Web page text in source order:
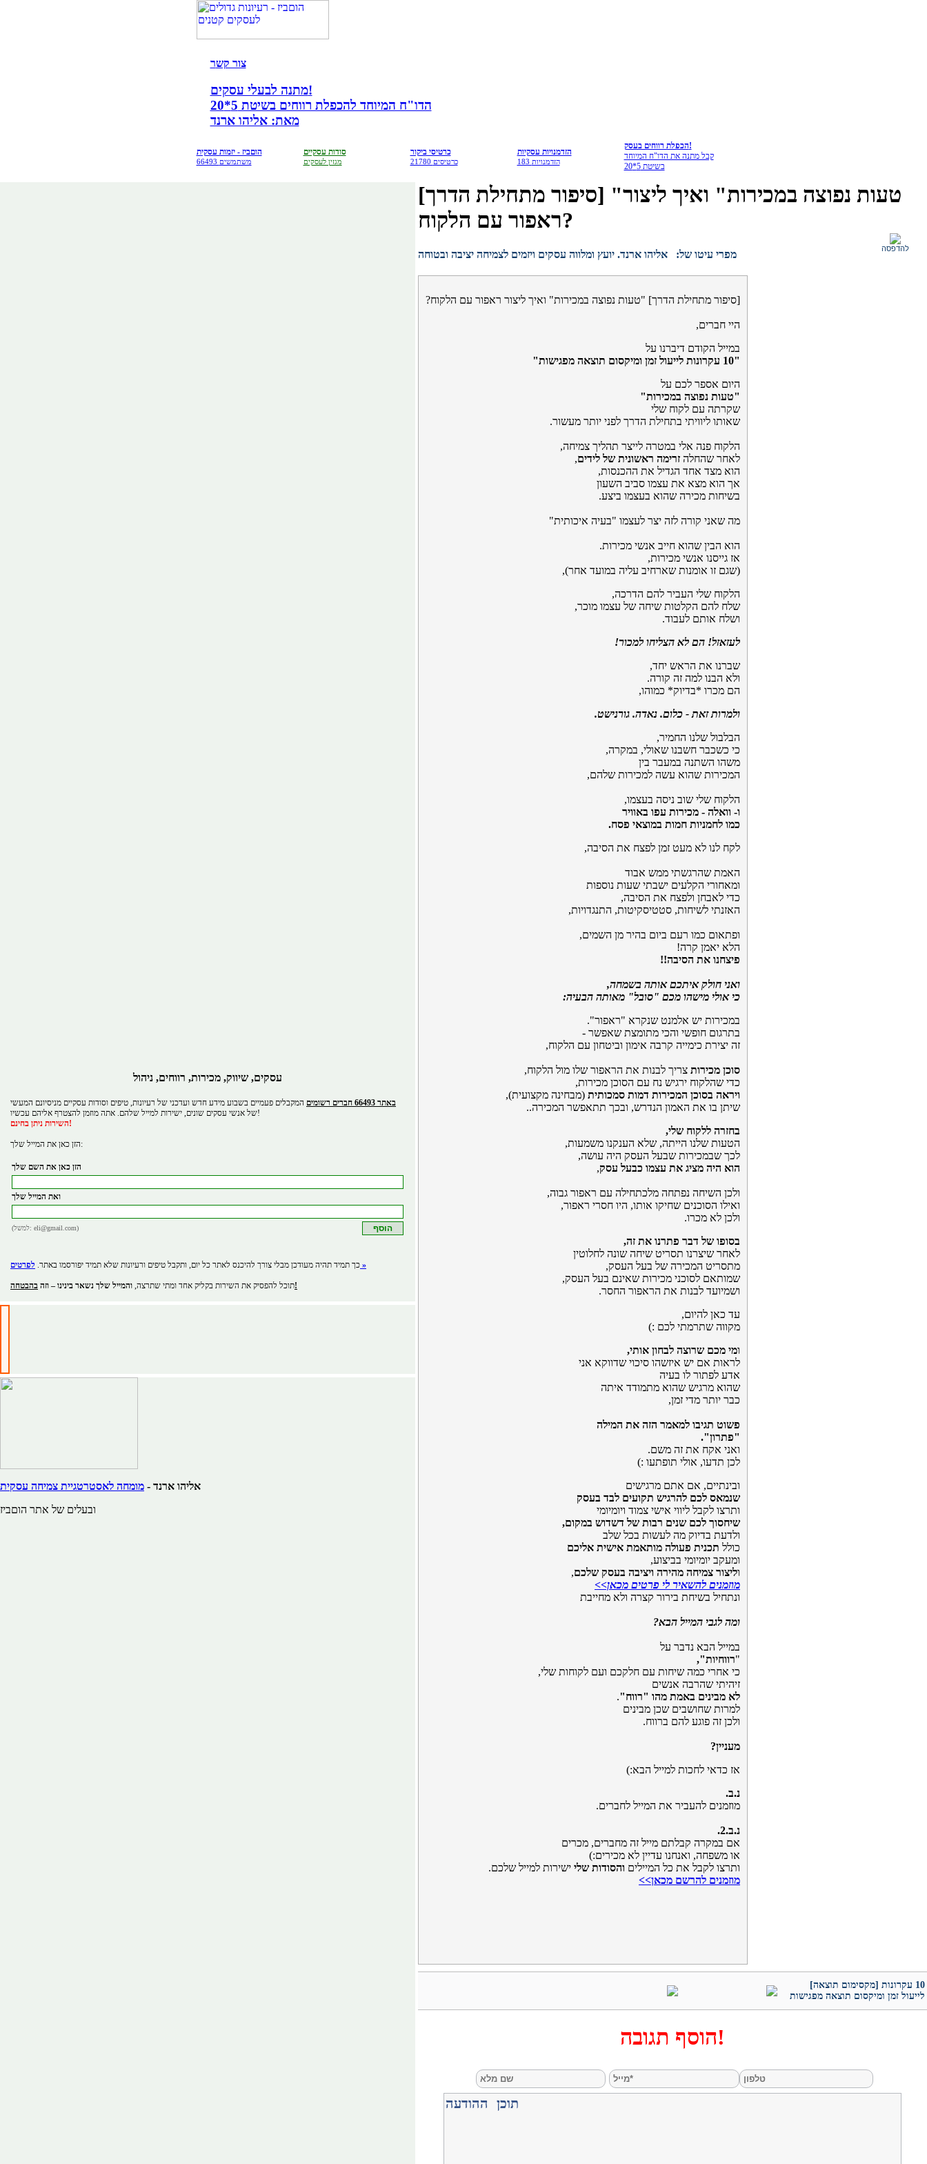
צור קשר
מתנה לבעלי עסקים!
הדו"ח המיוחד להכפלת רווחים בשיטת 5*20
מאת: אליהו ארנד
הוםביז - יזמות עסקית
66493 משתמשים
סודות עסקיים
מגזין לעסקים
כרטיסי ביקור
21780 כרטיסים
הזדמנויות עסקיות
183 הזדמנויות
הכפלת רווחים בעסק!
קבל מתנה את הדו"ח המיוחד
בשיטת 5*20
עסקים, שיווק, מכירות, רווחים, ניהול
באתר 66493 חברים רשומים
המקבלים פעמיים בשבוע מידע חדש ועדכני של רעיונות, טיפים וסודות עסקיים מניסיונם המעשי
של אנשי עסקים שונים, ישירות למייל שלהם. אתה מוזמן להצטרף אליהם עכשיו!
השירות ניתן בחינם!
הזן כאן את המייל שלך:
הזן כאן את השם שלך
ואת המייל שלך
(למשל: eli@gmail.com)
כך תמיד תהיה מעודכן מבלי צורך להיכנס לאתר כל יום, ותקבל טיפים ורעיונות שלא תמיד יפורסמו באתר. לפרטים »
תוכל להפסיק את השירות בקליק אחד ומתי שתרצה, והמייל שלך נשאר בינינו – וזה בהבטחה!
אליהו ארנד - מומחה לאסטרטגיית צמיחה עסקית
ובעלים של אתר הוםביז
[סיפור מתחילת הדרך] "טעות נפוצה במכירות" ואיך ליצור
ראפור עם הלקוח?
מפרי עיטו של: אליהו ארנד. יועץ ומלווה עסקים ויזמים לצמיחה יציבה ובטוחה להדפסה
[סיפור מתחילת הדרך] "טעות נפוצה במכירות" ואיך ליצור ראפור עם הלקוח?
היי חברים,
במייל הקודם דיברנו על
"10 עקרונות לייעול זמן ומיקסום תוצאה מפגישות
"
היום אספר לכם על
"טעות נפוצה במכירות"
שקרתה עם לקוח שלי
שאותו ליוויתי בתחילת הדרך לפני יותר מעשור.
הלקוח פנה אלי במטרה לייצר תהליך צמיחה,
לאחר שהחלה זרימה ראשונית של לידים,
הוא מצד אחד הגדיל את ההכנסות,
אך הוא מצא את עצמו סביב השעון
בשיחות מכירה שהוא בעצמו ביצע.
מה שאני קורה לזה יצר לעצמו "בעיה איכותית"
הוא הבין שהוא חייב אנשי מכירות.
אז גייסנו אנשי מכירות,
(שגם זו אומנות שארחיב עליה במועד אחר),
הלקוח שלי העביר להם הדרכה,
שלח להם הקלטות שיחה של עצמו מוכר,
ושלח אותם לעבוד.
לעזאזל! הם לא הצליחו למכור!
שברנו את הראש יחד,
ולא הבנו למה זה קורה.
הם מכרו *בדיוק* כמוהו,
ולמרות זאת - כלום. נאדה. גורנישט.
הבלבול שלנו החמיר,
כי כשכבר חשבנו שאולי, במקרה,
משהו השתנה במעבר בין
המכירות שהוא עשה למכירות שלהם,
הלקוח שלי שוב ניסה בעצמו,
ו- וואלה - מכירות עפו באוויר
כמו לחמניות חמות במוצאי פסח.
לקח לנו לא מעט זמן לפצח את הסיבה,
האמת שהרגשתי ממש אבוד
ומאחורי הקלעים ישבתי שעות נוספות
כדי לאבחן ולפצח את הסיבה,
האזנתי לשיחות, סטטיסקיטות, התנגדויות,
ופתאום כמו רעם ביום בהיר מן השמים,
הלא יאמן קרה!
פיצחנו את הסיבה!!
ואני חולק איתכם אותה בשמחה,
כי אולי מישהו מכם "סובל" מאותה הבעיה:
במכירות יש אלמנט שנקרא "ראפור".
בתרגום חופשי והכי מתומצת שאפשר -
זה יצירת כימייה קרבה אימון וביטחון עם הלקוח,
סוכן מכירות צריך לבנות את הראפור שלו מול הלקוח,
כדי שהלקוח ירגיש נח עם הסוכן מכירות,
ויראה בסוכן המכירות דמות סמכותית (מבחינה מקצועית),
שיתן בו את האמון הנדרש, ובכך תתאפשר המכירה..
בחזרה ללקוח שלי,
הטעות שלנו הייתה, שלא הענקנו משמעות,
לכך שבמכירות שבעל העסק היה עושה,
הוא היה מציג את עצמו כבעל עסק,
ולכן השיחה נפתחה מלכתחילה עם ראפור גבוה,
ואילו הסוכנים שחיקו אותו, היו חסרי ראפור,
ולכן לא מכרו.
בסופו של דבר פתרנו את זה,
לאחר שיצרנו תסריט שיחה שונה לחלוטין
מתסריט המכירה של בעל העסק,
שמותאם לסוכני מכירות שאינם בעל העסק,
ושמיועד לבנות את הראפור החסר.
עד כאן להיום,
מקווה שתרמתי לכם :)
ומי מכם שרוצה לבחון אותי,
לראות אם יש איזשהו סיכוי שדווקא אני
אדע לפתור לו בעיה
שהוא מרגיש שהוא מתמודד איתה
כבר יותר מדי זמן,
פשוט תגיבו למאמר הזה את המילה
"פתרון".
ואני אקח את זה משם.
לכן תדעו, אולי תופתעו :)
ובינתיים, אם אתם מרגישים
שנמאס לכם להרגיש תקועים לבד בעסק
ותרצו לקבל ליווי אישי צמוד ויומיומי
שיחסוך לכם שנים רבות של דשדוש במקום,
ולדעת בדיוק מה לעשות בכל שלב
כולל תכנית פעולה מותאמת אישית אליכם
ומעקב יומיומי בביצוע,
וליצור צמיחה מהירה ויציבה בעסק שלכם,
מוזמנים להשאיר לי פרטים מכאן>>
ונתחיל בשיחת בירור קצרה ולא מחייבת
ומה לגבי המייל הבא?
במייל הבא נדבר על
"רווחיות",
כי אחרי כמה שיחות עם חלקכם ועם לקוחות שלי,
זיהיתי שהרבה אנשים
לא מבינים באמת מהו "רווח".
למרות שחושבים שכן מבינים
ולכן זה פוגע להם ברווח.
מעניין?
אז כדאי לחכות למייל הבא:)
נ.ב.
מוזמנים להעביר את המייל לחברים.
נ.ב.2.
אם במקרה קבלתם מייל זה מחברים, מכרים
או משפחה, ואנחנו עדיין לא מכירים:)
ותרצו לקבל את כל המיילים והסודות שלי ישירות למייל שלכם.
מוזמנים להרשם מכאן>>
[מקסימום תוצאה] 10 עקרונות
לייעול זמן ומיקסום תוצאה מפגישות
הוסף תגובה!